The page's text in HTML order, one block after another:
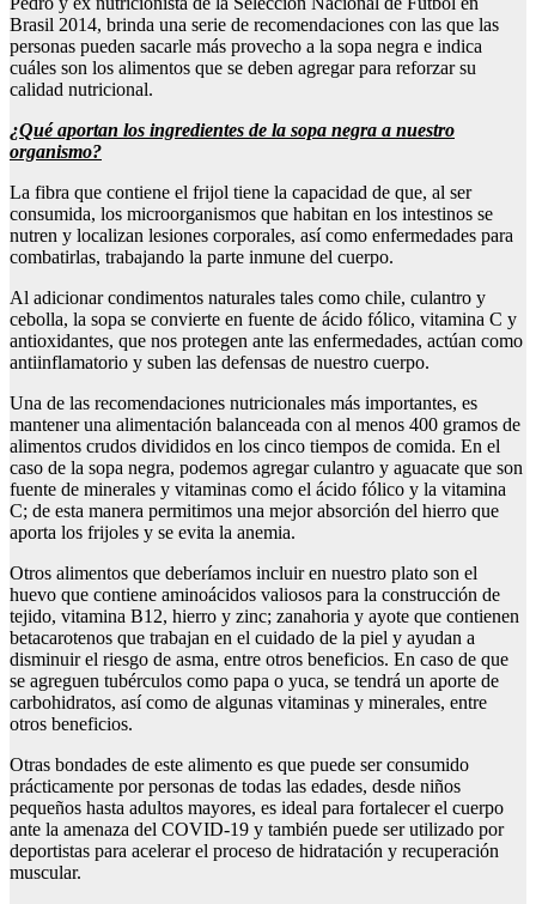
Brasil 2014, brinda una serie de recomendaciones con las que las
personas pueden sacarle más provecho a la sopa negra e indica
cuáles son los alimentos que se deben agregar para reforzar su
calidad nutricional.
¿Qué aportan los ingredientes de la sopa negra a nuestro
organismo?
La fibra que contiene el frijol tiene la capacidad de que, al ser
consumida, los microorganismos que habitan en los intestinos se
nutren y localizan lesiones corporales, así como enfermedades para
combatirlas, trabajando la parte inmune del cuerpo.
Al adicionar condimentos naturales tales como chile, culantro y
cebolla, la sopa se convierte en fuente de ácido fólico, vitamina C y
antioxidantes, que nos protegen ante las enfermedades, actúan como
antiinflamatorio y suben las defensas de nuestro cuerpo.
Una de las recomendaciones nutricionales más importantes, es
mantener una alimentación balanceada con al menos 400 gramos de
alimentos crudos divididos en los cinco tiempos de comida. En el
caso de la sopa negra, podemos agregar culantro y aguacate que son
fuente de minerales y vitaminas como el ácido fólico y la vitamina
C; de esta manera permitimos una mejor absorción del hierro que
aporta los frijoles y se evita la anemia.
Otros alimentos que deberíamos incluir en nuestro plato son el
huevo que contiene aminoácidos valiosos para la construcción de
tejido, vitamina B12, hierro y zinc; zanahoria y ayote que contienen
betacarotenos que trabajan en el cuidado de la piel y ayudan a
disminuir el riesgo de asma, entre otros beneficios. En caso de que
se agreguen tubérculos como papa o yuca, se tendrá un aporte de
carbohidratos, así como de algunas vitaminas y minerales, entre
otros beneficios.
Otras bondades de este alimento es que puede ser consumido
prácticamente por personas de todas las edades, desde niños
pequeños hasta adultos mayores, es ideal para fortalecer el cuerpo
ante la amenaza del COVID-19 y también puede ser utilizado por
deportistas para acelerar el proceso de hidratación y recuperación
muscular.